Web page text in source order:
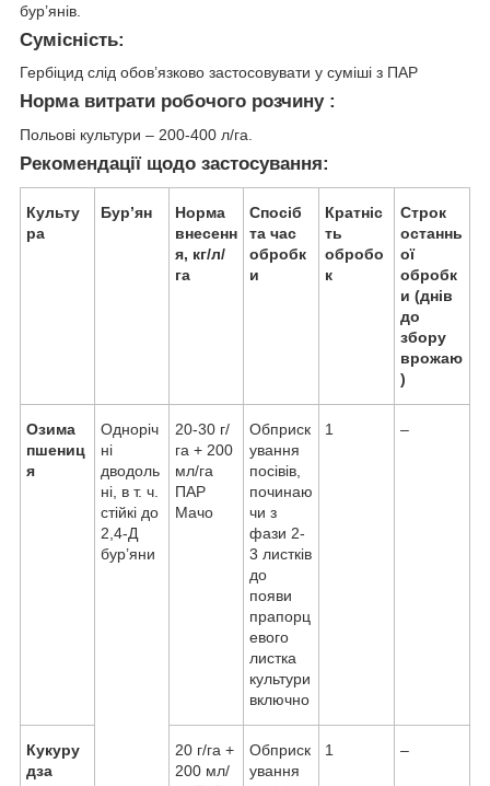
бур’янів.
Сумісність:
Гербіцид слід обов’язково застосовувати у суміші з ПАР
Норма витрати робочого розчину :
Польові культури – 200-400 л/га.
Рекомендації щодо застосування:
Культу
ра
Бур’ян
Норма
внесенн
я, кг/л/
га
Спосіб
та час
обробк
и
Кратніс
ть
обробо
к
Строк
останнь
ої
обробк
и (днів
до
збору
врожаю
)
Озима
пшениц
я
Одноріч
ні
дводоль
ні, в т. ч.
стійкі до
2,4-Д
бур’яни
20-30 г/
га + 200
мл/га
ПАР
Мачо
Обприск
ування
посівів,
починаю
чи з
фази 2-
3 листків
до
появи
прапорц
евого
листка
культури
включно
1 –
Кукуру
дза
20 г/га +
200 мл/
Обприск
ування
1 –